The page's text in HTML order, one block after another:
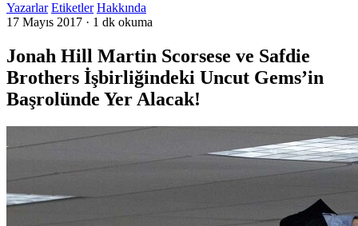
Yazarlar Etiketler Hakkında
17 Mayıs 2017 · 1 dk okuma
Jonah Hill Martin Scorsese ve Safdie
Brothers İşbirliğindeki Uncut Gems’in
Başrolünde Yer Alacak!